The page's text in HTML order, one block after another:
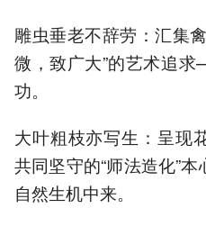
雕虫垂老不辞劳：汇集
微，致广大”的艺术追
功。
大叶粗枝亦写生：呈现
共同坚守的“师法造化”
自然生机中来。